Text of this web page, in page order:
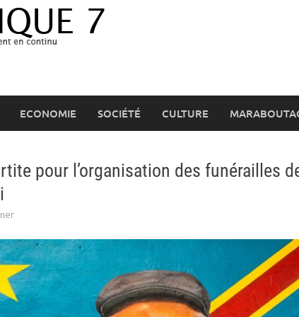
ECONOMIE SOCIÉTÉ CULTURE
pour l’organisation des funérailles